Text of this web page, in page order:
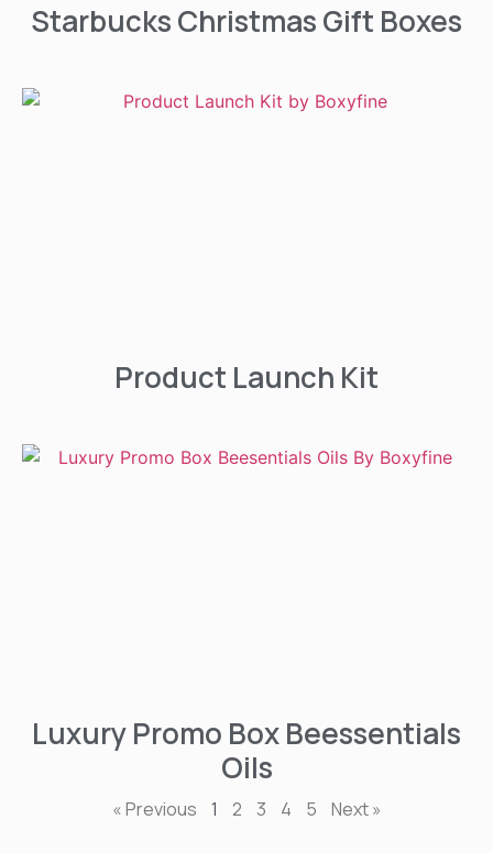
Starbucks Christmas Gift Boxes
Product Launch Kit
Luxury Promo Box Beessentials
Oils
« Previous 1 2 3 4 5 Next »